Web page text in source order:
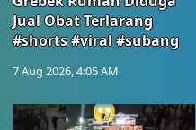
Jual Obat Terlarang
#shorts #viral #subang
7 Aug 2026, 4:05 AM